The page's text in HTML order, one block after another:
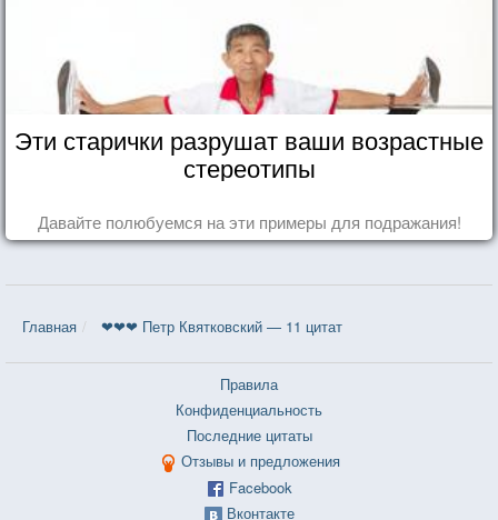
Эти старички разрушат ваши возрастные
стереотипы
Давайте полюбуемся на эти примеры для подражания!
Главная ❤❤❤ Петр Квятковский — 11 цитат
Правила
Конфиденциальность
Последние цитаты
Отзывы и предложения
Facebook
Вконтакте